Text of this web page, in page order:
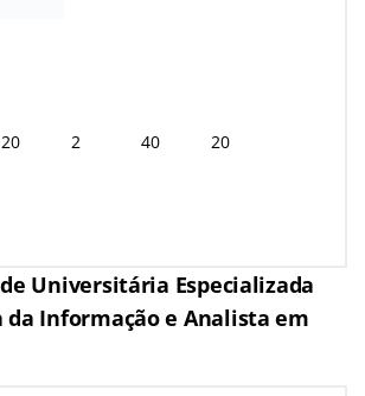
20 2 40 20
Universitária Especializada
da Informação e Analista em